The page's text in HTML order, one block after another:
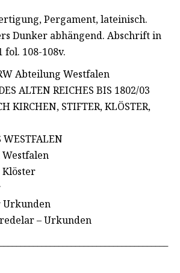
Pergament, lateinisch.
Dunker abhängend. Abschrift in
108-108v.
Abteilung Westfalen
ALTEN REICHES BIS 1802/03
KIRCHEN, STIFTER, KLÖSTER,
WESTFALEN
Klöster
Urkunden
– Urkunden